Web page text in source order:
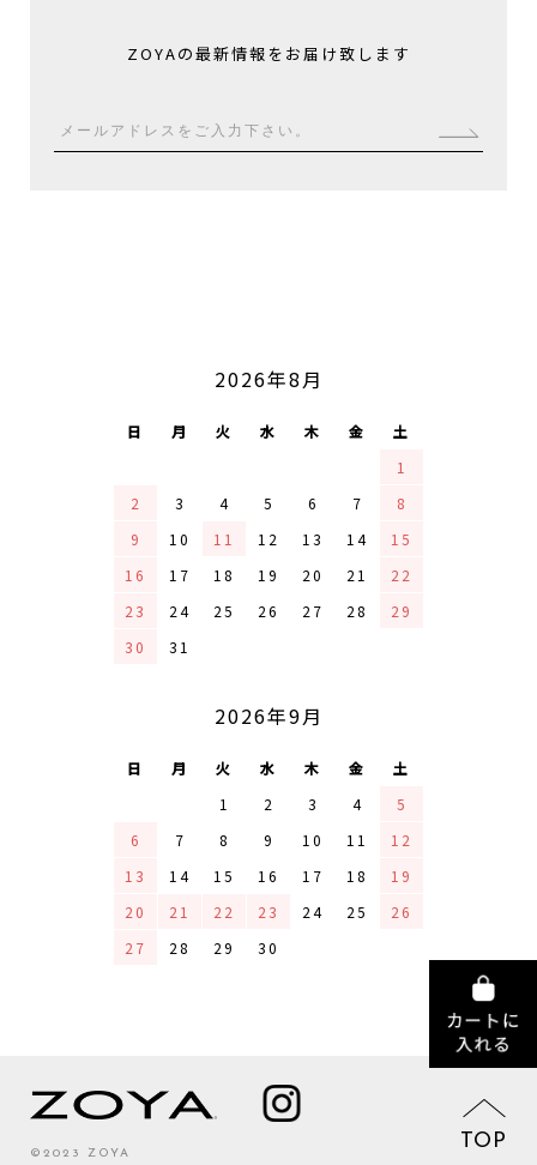
ZOYAの最新情報をお届け致します
2026年8月
日 月 火 水 木 金
土
1
2
3 4 5 6 7
8
9
10 11 12 13 14
15
16
17 18 19 20 21
22
23
24 25 26 27 28
29
30
31
2026年9月
日 月 火 水 木 金
土
1
2 3 4
5
6
7 8 9 10 11
12
13
14 15 16 17 18
19
20
21 22 23 24 25
26
27
28 29 30
©2023 ZOYA
TOP